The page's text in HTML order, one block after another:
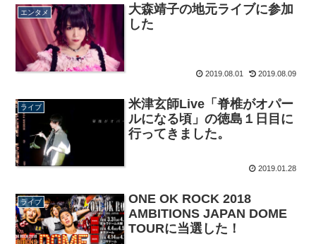
エンタメ
大森靖子の地元ライブに参加
した
2019.08.01 2019.08.09
ライブ
米津玄師Live「脊椎がオパー
ルになる頃」の徳島１日目に
行ってきました。
2019.01.28
ライブ
ONE OK ROCK 2018
AMBITIONS JAPAN DOME
TOURに当選した！